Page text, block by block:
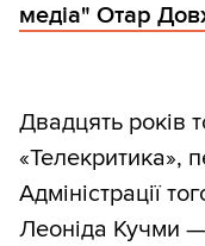
медіа" Отар
Двадцять років
«Телекритика»,
Адміністрації
Леоніда Кучми —